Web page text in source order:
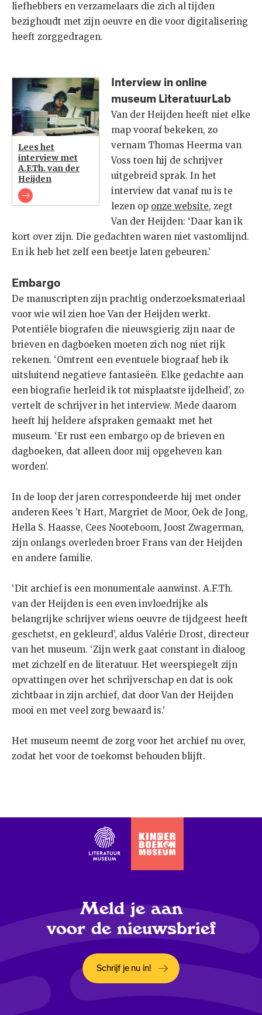
liefhebbers en verzamelaars die zich al tijden
bezighoudt met zijn oeuvre en die voor digitalisering
heeft zorggedragen.
Lees het
interview met
A.F.Th. van der
Heijden
Interview in online
museum LiteratuurLab
Van der Heijden heeft niet elke
map vooraf bekeken, zo
vernam Thomas Heerma van
Voss toen hij de schrijver
uitgebreid sprak. In het
interview dat vanaf nu is te
lezen op onze website, zegt
Van der Heijden: ‘Daar kan ik
kort over zijn. Die gedachten waren niet vastomlijnd.
En ik heb het zelf een beetje laten gebeuren.’
Embargo
De manuscripten zijn prachtig onderzoeksmateriaal
voor wie wil zien hoe Van der Heijden werkt.
Potentiële biografen die nieuwsgierig zijn naar de
brieven en dagboeken moeten zich nog niet rijk
rekenen. ‘Omtrent een eventuele biograaf heb ik
uitsluitend negatieve fantasieën. Elke gedachte aan
een biografie herleid ik tot misplaatste ijdelheid’, zo
vertelt de schrijver in het interview. Mede daarom
heeft hij heldere afspraken gemaakt met het
museum. ‘Er rust een embargo op de brieven en
dagboeken, dat alleen door mij opgeheven kan
worden’.
In de loop der jaren correspondeerde hij met onder
anderen Kees ’t Hart, Margriet de Moor, Oek de Jong,
Hella S. Haasse, Cees Nooteboom, Joost Zwagerman,
zijn onlangs overleden broer Frans van der Heijden
en andere familie.
‘Dit archief is een monumentale aanwinst. A.F.Th.
van der Heijden is een even invloedrijke als
belangrijke schrijver wiens oeuvre de tijdgeest heeft
geschetst, en gekleurd’, aldus Valérie Drost, directeur
van het museum. ‘Zijn werk gaat constant in dialoog
met zichzelf en de literatuur. Het weerspiegelt zijn
opvattingen over het schrijverschap en dat is ook
zichtbaar in zijn archief, dat door Van der Heijden
mooi en met veel zorg bewaard is.’
Het museum neemt de zorg voor het archief nu over,
zodat het voor de toekomst behouden blijft.
Meld je aan
voor de nieuwsbrief
Opent in een nieuw tabblad
Schrijf je nu in!